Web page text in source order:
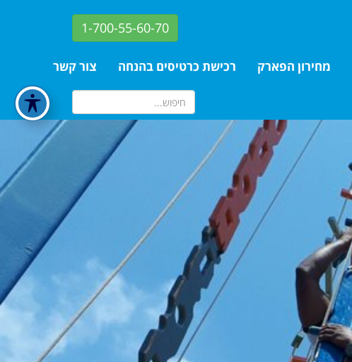
1-700-55-60-70
מחירון הפארק רכישת כרטיסים בהנחה צור קשר